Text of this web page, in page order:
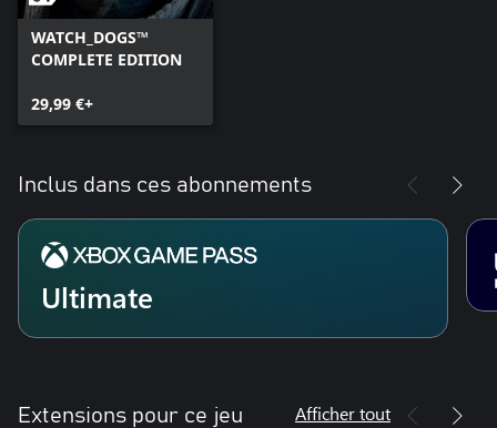
WATCH_DOGS™
COMPLETE EDITION
29,99 €+
Inclus dans ces abonnements
Ultimate
Extensions pour ce jeu Afficher tout